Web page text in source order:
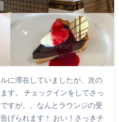
に滞在していましたが、次の
す。 チェックインをしてさっ
すが、、なんとラウンジの受
げられます！ おい！さっきチ